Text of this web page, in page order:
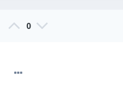
0